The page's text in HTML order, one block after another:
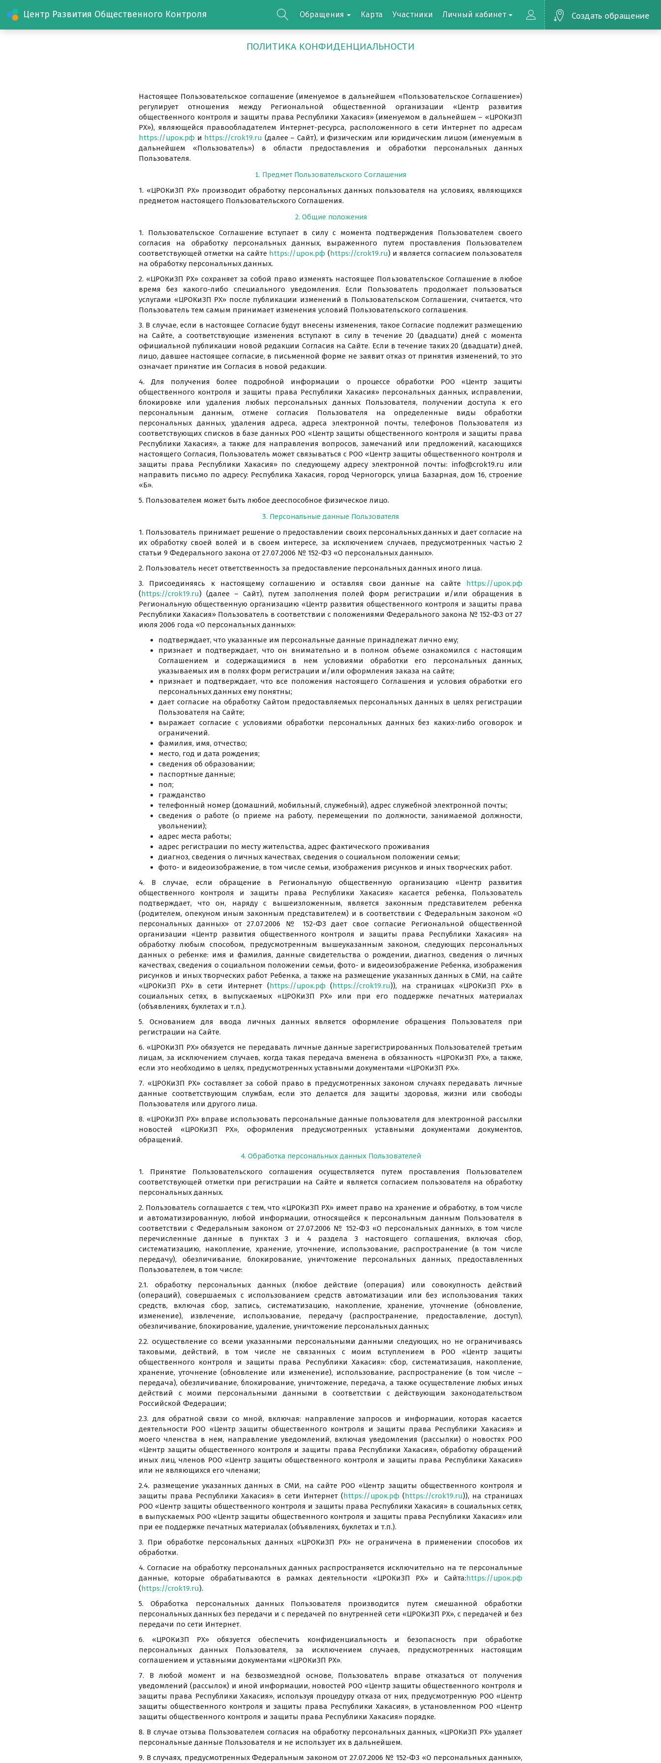
Центр Развития Общественного Контроля Создать обращение
Обращения Карта Участники Личный кабинет
ПОЛИТИКА КОНФИДЕНЦИАЛЬНОСТИ
Настоящее Пользовательское соглашение (именуемое в дальнейшем «Пользовательское Соглашение»)
регулирует отношения между Региональной общественной организации «Центр развития
общественного контроля и защиты права Республики Хакасия» (именуемом в дальнейшем – «ЦРОКиЗП
РХ»), являющейся правообладателем Интернет-ресурса, расположенного в сети Интернет по адресам
https://црок.рф и https://crok19.ru (далее – Сайт), и физическим или юридическим лицом (именуемым в
дальнейшем «Пользователь») в области предоставления и обработки персональных данных
Пользователя.
1. Предмет Пользовательского Соглашения
1. «ЦРОКиЗП РХ» производит обработку персональных данных пользователя на условиях, являющихся
предметом настоящего Пользовательского Соглашения.
2. Общие положения
1. Пользовательское Соглашение вступает в силу с момента подтверждения Пользователем своего
согласия на обработку персональных данных, выраженного путем проставления Пользователем
соответствующей отметки на сайте https://црок.рф (https://crok19.ru) и является согласием пользователя
на обработку персональных данных.
2. «ЦРОКиЗП РХ» сохраняет за собой право изменять настоящее Пользовательское Соглашение в любое
время без какого-либо специального уведомления. Если Пользователь продолжает пользоваться
услугами «ЦРОКиЗП РХ» после публикации изменений в Пользовательском Соглашении, считается, что
Пользователь тем самым принимает изменения условий Пользовательского соглашения.
3. В случае, если в настоящее Согласие будут внесены изменения, такое Согласие подлежит размещению
на Сайте, а соответствующие изменения вступают в силу в течение 20 (двадцати) дней с момента
официальной публикации новой редакции Согласия на Сайте. Если в течение таких 20 (двадцати) дней,
лицо, давшее настоящее согласие, в письменной форме не заявит отказ от принятия изменений, то это
означает принятие им Согласия в новой редакции.
4. Для получения более подробной информации о процессе обработки РОО «Центр защиты
общественного контроля и защиты права Республики Хакасия» персональных данных, исправлении,
блокировке или удаления любых персональных данных Пользователя, получении доступа к его
персональным данным, отмене согласия Пользователя на определенные виды обработки
персональных данных, удаления адреса, адреса электронной почты, телефонов Пользователя из
соответствующих списков в базе данных РОО «Центр защиты общественного контроля и защиты права
Республики Хакасия», а также для направления вопросов, замечаний или предложений, касающихся
настоящего Согласия, Пользователь может связываться с РОО «Центр защиты общественного контроля и
защиты права Республики Хакасия» по следующему адресу электронной почты: info@crok19.ru или
направить письмо по адресу: Республика Хакасия, город Черногорск, улица Базарная, дом 16, строение
«Б».
5. Пользователем может быть любое дееспособное физическое лицо.
3. Персональные данные Пользователя
1. Пользователь принимает решение о предоставлении своих персональных данных и дает согласие на
их обработку своей волей и в своем интересе, за исключением случаев, предусмотренных частью 2
статьи 9 Федерального закона от 27.07.2006 № 152-ФЗ «О персональных данных».
2. Пользователь несет ответственность за предоставление персональных данных иного лица.
3. Присоединяясь к настоящему соглашению и оставляя свои данные на сайте https://црок.рф
(https://crok19.ru) (далее – Сайт), путем заполнения полей форм регистрации и/или обращения в
Региональную общественную организацию «Центр развития общественного контроля и защиты права
Республики Хакасия» Пользователь в соответствии с положениями Федерального закона № 152-ФЗ от 27
июля 2006 года «О персональных данных»:
подтверждает, что указанные им персональные данные принадлежат лично ему;
признает и подтверждает, что он внимательно и в полном объеме ознакомился с настоящим
Соглашением и содержащимися в нем условиями обработки его персональных данных,
указываемых им в полях форм регистрации и/или оформления заказа на сайте;
признает и подтверждает, что все положения настоящего Соглашения и условия обработки его
персональных данных ему понятны;
дает согласие на обработку Сайтом предоставляемых персональных данных в целях регистрации
Пользователя на Сайте;
выражает согласие с условиями обработки персональных данных без каких-либо оговорок и
ограничений.
фамилия, имя, отчество;
место, год и дата рождения;
сведения об образовании;
паспортные данные;
пол;
гражданство
телефонный номер (домашний, мобильный, служебный), адрес служебной электронной почты;
сведения о работе (о приеме на работу, перемещении по должности, занимаемой должности,
увольнении);
адрес места работы;
адрес регистрации по месту жительства, адрес фактического проживания
диагноз, сведения о личных качествах, сведения о социальном положении семьи;
фото- и видеоизображение, в том числе семьи, изображения рисунков и иных творческих работ.
4. В случае, если обращение в Региональную общественную организацию «Центр развития
общественного контроля и защиты права Республики Хакасия» касается ребенка, Пользователь
подтверждает, что он, наряду с вышеизложенным, является законным представителем ребенка
(родителем, опекуном иным законным представителем) и в соответствии с Федеральным законом «О
персональных данных» от 27.07.2006 № 152-ФЗ дает свое согласие Региональной общественной
организации «Центр развития общественного контроля и защиты права Республики Хакасия» на
обработку любым способом, предусмотренным вышеуказанным законом, следующих персональных
данных о ребенке: имя и фамилия, данные свидетельства о рождении, диагноз, сведения о личных
качествах, сведения о социальном положении семьи, фото- и видеоизображение Ребенка, изображения
рисунков и иных творческих работ Ребенка, а также на размещение указанных данных в СМИ, на сайте
«ЦРОКиЗП РХ» в сети Интернет (https://црок.рф (https://crok19.ru)), на страницах «ЦРОКиЗП РХ» в
социальных сетях, в выпускаемых «ЦРОКиЗП РХ» или при его поддержке печатных материалах
(объявлениях, буклетах и т.п.).
5. Основанием для ввода личных данных является оформление обращения Пользователя при
регистрации на Сайте.
6. «ЦРОКиЗП РХ» обязуется не передавать личные данные зарегистрированных Пользователей третьим
лицам, за исключением случаев, когда такая передача вменена в обязанность «ЦРОКиЗП РХ», а также,
если это необходимо в целях, предусмотренных уставными документами «ЦРОКиЗП РХ».
7. «ЦРОКиЗП РХ» составляет за собой право в предусмотренных законом случаях передавать личные
данные соответствующим службам, если это делается для защиты здоровья, жизни или свободы
Пользователя или другого лица.
8. «ЦРОКиЗП РХ» вправе использовать персональные данные пользователя для электронной рассылки
новостей «ЦРОКиЗП РХ», оформления предусмотренных уставными документами документов,
обращений.
4. Обработка персональных данных Пользователей
1. Принятие Пользовательского соглашения осуществляется путем проставления Пользователем
соответствующей отметки при регистрации на Сайте и является согласием пользователя на обработку
персональных данных.
2. Пользователь соглашается с тем, что «ЦРОКиЗП РХ» имеет право на хранение и обработку, в том числе
и автоматизированную, любой информации, относящейся к персональным данным Пользователя в
соответствии с Федеральным законом от 27.07.2006 № 152-ФЗ «О персональных данных», в том числе
перечисленные данные в пунктах 3 и 4 раздела 3 настоящего соглашения, включая сбор,
систематизацию, накопление, хранение, уточнение, использование, распространение (в том числе
передачу), обезличивание, блокирование, уничтожение персональных данных, предоставленных
Пользователем, в том числе:
2.1. обработку персональных данных (любое действие (операция) или совокупность действий
(операций), совершаемых с использованием средств автоматизации или без использования таких
средств, включая сбор, запись, систематизацию, накопление, хранение, уточнение (обновление,
изменение), извлечение, использование, передачу (распространение, предоставление, доступ),
обезличивание, блокирование, удаление, уничтожение персональных данных;
2.2. осуществление со всеми указанными персональными данными следующих, но не ограничиваясь
таковыми, действий, в том числе не связанных с моим вступлением в РОО «Центр защиты
общественного контроля и защиты права Республики Хакасия»: сбор, систематизация, накопление,
хранение, уточнение (обновление или изменение), использование, распространение (в том числе –
передача), обезличивание, блокирование, уничтожение, передача, а также осуществление любых иных
действий с моими персональными данными в соответствии с действующим законодательством
Российской Федерации;
2.3. для обратной связи со мной, включая: направление запросов и информации, которая касается
деятельности РОО «Центр защиты общественного контроля и защиты права Республики Хакасия» и
моего членства в нем, направление уведомлений, включая уведомления (рассылки) о новостях РОО
«Центр защиты общественного контроля и защиты права Республики Хакасия», обработку обращений
иных лиц, членов РОО «Центр защиты общественного контроля и защиты права Республики Хакасия»
или не являющихся его членами;
2.4. размещение указанных данных в СМИ, на сайте РОО «Центр защиты общественного контроля и
защиты права Республики Хакасия» в сети Интернет (https://црок.рф (https://crok19.ru)), на страницах
РОО «Центр защиты общественного контроля и защиты права Республики Хакасия» в социальных сетях,
в выпускаемых РОО «Центр защиты общественного контроля и защиты права Республики Хакасия» или
при ее поддержке печатных материалах (объявлениях, буклетах и т.п.).
3. При обработке персональных данных «ЦРОКиЗП РХ» не ограничена в применении способов их
обработки.
4. Согласие на обработку персональных данных распространяется исключительно на те персональные
данные, которые обрабатываются в рамках деятельности «ЦРОКиЗП РХ» и Сайта:https://црок.рф
(https://crok19.ru).
5. Обработка персональных данных Пользователя производится путем смешанной обработки
персональных данных без передачи и с передачей по внутренней сети «ЦРОКиЗП РХ», c передачей и без
передачи по сети Интернет.
6. «ЦРОКиЗП РХ» обязуется обеспечить конфиденциальность и безопасность при обработке
персональных данных Пользователя, за исключением случаев, предусмотренных настоящим
соглашением и уставными документами «ЦРОКиЗП РХ».
7. В любой момент и на безвозмездной основе, Пользователь вправе отказаться от получения
уведомлений (рассылок) и иной информации, новостей РОО «Центр защиты общественного контроля и
защиты права Республики Хакасия», используя процедуру отказа от них, предусмотренную РОО «Центр
защиты общественного контроля и защиты права Республики Хакасия», в установленном РОО «Центр
защиты общественного контроля и защиты права Республики Хакасия» порядке.
8. В случае отзыва Пользователем согласия на обработку персональных данных, «ЦРОКиЗП РХ» удаляет
персональные данные Пользователя и не использует их в дальнейшем.
9. В случаях, предусмотренных Федеральным законом от 27.07.2006 № 152-ФЗ «О персональных данных»,